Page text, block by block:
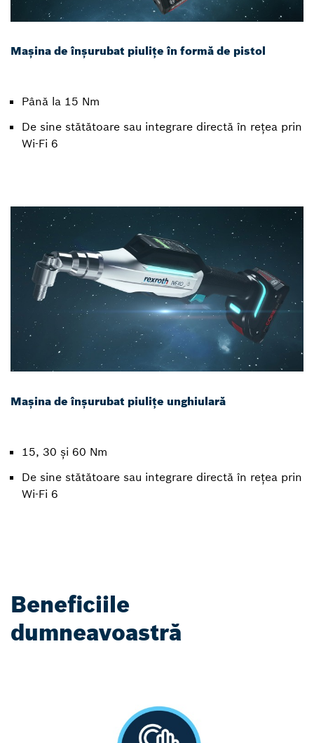
Mașina de înșurubat piulițe în formă de pistol
Până la 15 Nm
De sine stătătoare sau integrare directă în rețea prin
Wi-Fi 6
Mașina de înșurubat piulițe unghiulară
15, 30 și 60 Nm
De sine stătătoare sau integrare directă în rețea prin
Wi-Fi 6
Beneficiile
dumneavoastră